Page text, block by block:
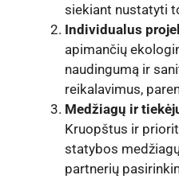
siekiant nustatyti
Individualus
apimančių
naudingumą ir
reikalavimus,
Medžiagų ir
Kruopštus ir
statybos
partnerių